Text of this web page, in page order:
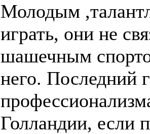
финансировать
в этой ситуации
связывают все
те, кто там
руководстве
Посмотрите их